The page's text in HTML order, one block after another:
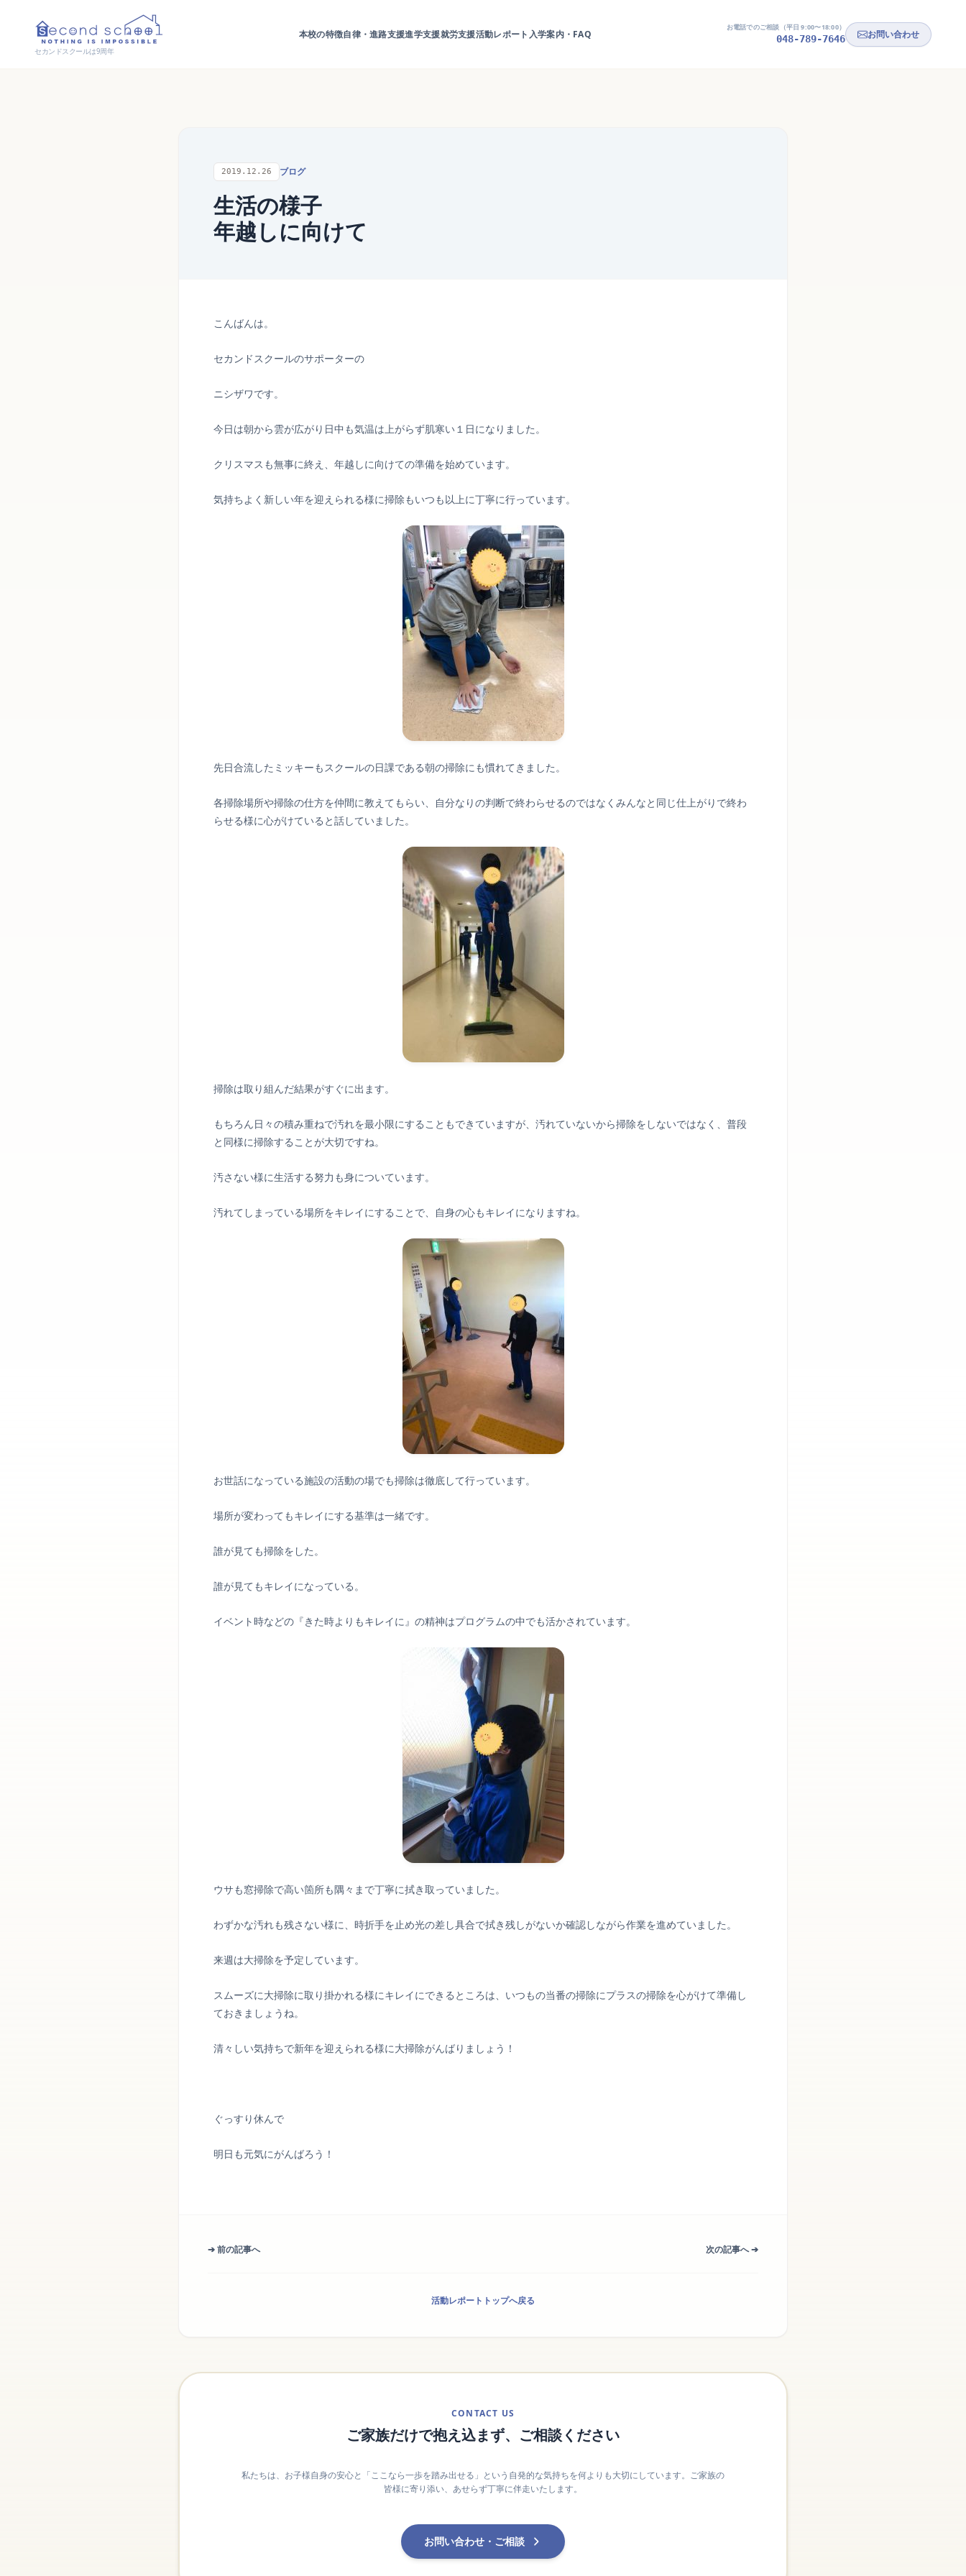
セカンドスクールは9周年
本校の特徴自律・進路支援進学支援就労支援活動レポート 入学案内・FAQ
お電話でのご相談（平日 9:00〜18:00）
048-789-7646 お問い合わせ
2019.12.26 ブログ
生活の様子
年越しに向けて
こんばんは。
セカンドスクールのサポーターの
ニシザワです。
今日は朝から雲が広がり日中も気温は上がらず肌寒い１日になりました。
クリスマスも無事に終え、年越しに向けての準備を始めています。
気持ちよく新しい年を迎えられる様に掃除もいつも以上に丁寧に行っています。
先日合流したミッキーもスクールの日課である朝の掃除にも慣れてきました。
各掃除場所や掃除の仕方を仲間に教えてもらい、自分なりの判断で終わらせるのではなくみんなと同じ仕上がりで終わ
らせる様に心がけていると話していました。
掃除は取り組んだ結果がすぐに出ます。
もちろん日々の積み重ねで汚れを最小限にすることもできていますが、汚れていないから掃除をしないではなく、普段
と同様に掃除することが大切ですね。
汚さない様に生活する努力も身についています。
汚れてしまっている場所をキレイにすることで、自身の心もキレイになりますね。
お世話になっている施設の活動の場でも掃除は徹底して行っています。
場所が変わってもキレイにする基準は一緒です。
誰が見ても掃除をした。
誰が見てもキレイになっている。
イベント時などの『きた時よりもキレイに』の精神はプログラムの中でも活かされています。
ウサも窓掃除で高い箇所も隅々まで丁寧に拭き取っていました。
わずかな汚れも残さない様に、時折手を止め光の差し具合で拭き残しがないか確認しながら作業を進めていました。
来週は大掃除を予定しています。
スムーズに大掃除に取り掛かれる様にキレイにできるところは、いつもの当番の掃除にプラスの掃除を心がけて準備し
ておきましょうね。
清々しい気持ちで新年を迎えられる様に大掃除がんばりましょう！
ぐっすり休んで
明日も元気にがんばろう！
➔ 前の記事へ 次の記事へ ➔
活動レポートトップへ戻る
CONTACT US
ご家族だけで抱え込まず、ご相談ください
私たちは、お子様自身の安心と「ここなら一歩を踏み出せる」という自発的な気持ちを何よりも大切にしています。ご家族の
皆様に寄り添い、あせらず丁寧に伴走いたします。
お問い合わせ・ご相談